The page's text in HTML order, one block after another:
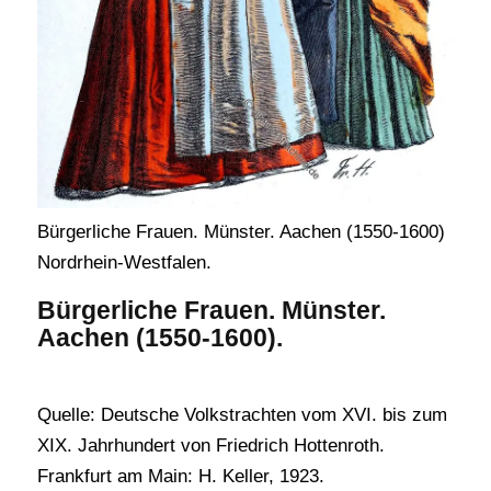
Bürgerliche Frauen. Münster. Aachen (1550-1600)
Nordrhein-Westfalen.
Bürgerliche Frauen. Münster.
Aachen (1550-1600).
Quelle: Deutsche Volkstrachten vom XVI. bis zum
XIX. Jahrhundert von Friedrich Hottenroth.
Frankfurt am Main: H. Keller, 1923.